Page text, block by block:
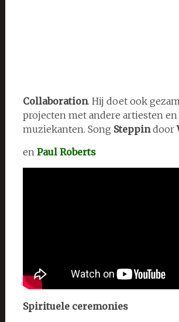
Collaboration. Hij doet ook
projecten met andere artiesten en
muziekanten. Song Steppindoor
en Paul Roberts
Spirituele ceremonies